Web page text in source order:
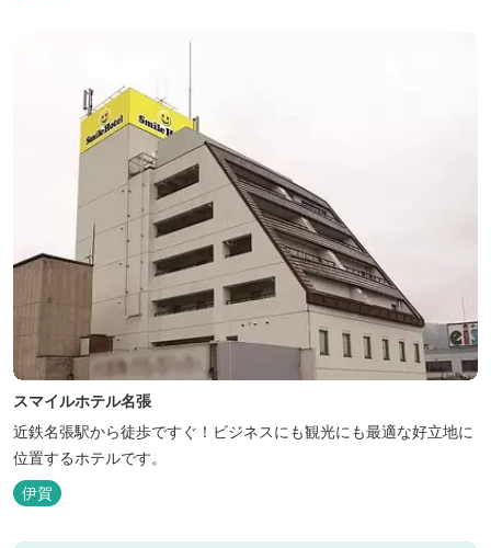
スマイルホテル名張
近鉄名張駅から徒歩ですぐ！ビジネスにも観光にも最適な好立地に
位置するホテルです。
伊賀